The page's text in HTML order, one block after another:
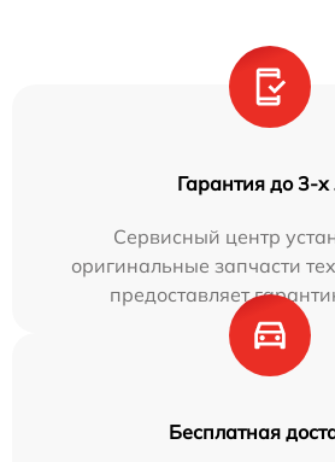
Гарантия до 3-х
Сервисный центр
оригинальные запчасти
предоставляет
Бесплатная